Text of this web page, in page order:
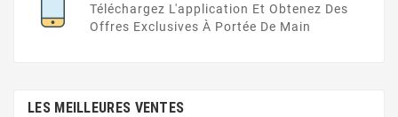
Téléchargez L'application Et Obtenez Des
Offres Exclusives À Portée De Main
LES MEILLEURES VENTES